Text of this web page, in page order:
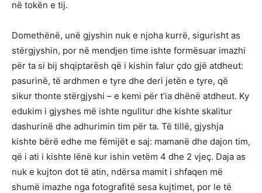
në tokën e tij.
Domethënë, unë gjyshin nuk e njoha kurrë, sigurisht as
stërgjyshin, por në mendjen time ishte formësuar imazhi
për ta si bij shqiptarësh që i kishin falur çdo gjë atdheut:
pasurinë, të ardhmen e tyre dhe deri jetën e tyre, që
sikur thonte stërgjyshi – e kemi për t’ia dhënë atdheut. Ky
edukim i gjyshes më ishte ngulitur dhe kishte skalitur
dashurinë dhe adhurimin tim për ta. Të tillë, gjyshja
kishte bërë edhe me fëmijët e saj: mamanë dhe dajon tim,
që i ati i kishte lënë kur ishin vetëm 4 dhe 2 vjeç. Daja as
nuk e kujton dot të atin, ndërsa mamit i shfaqen më
shumë imazhe nga fotografitë sesa kujtimet, por le të